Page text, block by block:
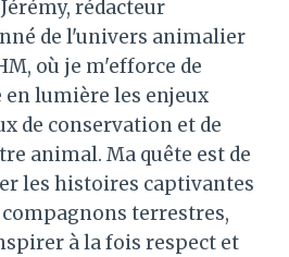
rédacteur
de l'univers animalier
où je m'efforce de
lumière les enjeux
de conservation et de
animal. Ma quête est de
les histoires captivantes
compagnons terrestres,
à la fois respect et